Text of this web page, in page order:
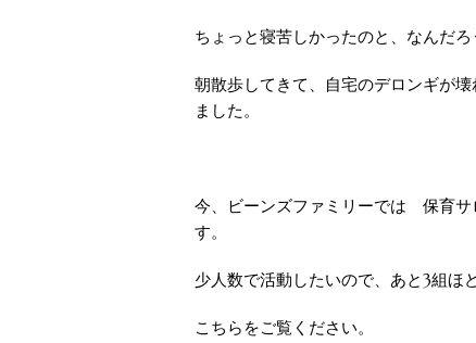
ちょっと寝苦しかったのと、なんだろ
朝散歩してきて、自宅のデロンギが
ました。
今、ビーンズファミリーでは 保育サ
す。
少人数で活動したいので、あと3組ほ
こちらをご覧ください。